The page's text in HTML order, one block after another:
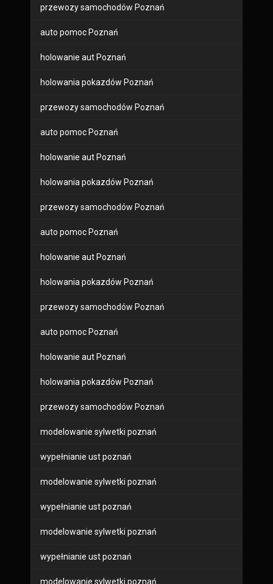
przewozy samochodów Poznań
auto pomoc Poznań
holowanie aut Poznań
holowania pokazdów Poznań
przewozy samochodów Poznań
auto pomoc Poznań
holowanie aut Poznań
holowania pokazdów Poznań
przewozy samochodów Poznań
auto pomoc Poznań
holowanie aut Poznań
holowania pokazdów Poznań
przewozy samochodów Poznań
auto pomoc Poznań
holowanie aut Poznań
holowania pokazdów Poznań
przewozy samochodów Poznań
modelowanie sylwetki poznań
wypełnianie ust poznań
modelowanie sylwetki poznań
wypełnianie ust poznań
modelowanie sylwetki poznań
wypełnianie ust poznań
modelowanie sylwetki poznań